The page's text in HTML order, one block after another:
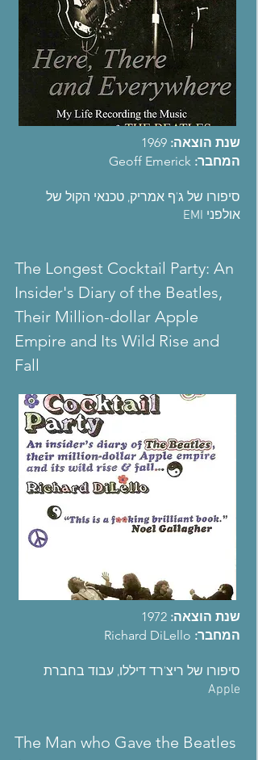
שנת הוצאה:
המחבר:
סיפורו של ג'ף אמריק, טכנאי הקול של
אולפני EMI
The Longest Cocktail Party: An
Insider's Diary of the Beatles,
Their Million-dollar Apple
Empire and Its Wild Rise and
Fall
שנת הוצאה:
המחבר:
סיפורו של ריצ'רד דיללו, עבוד בחברת
Apple
The Man who Gave the Beatles